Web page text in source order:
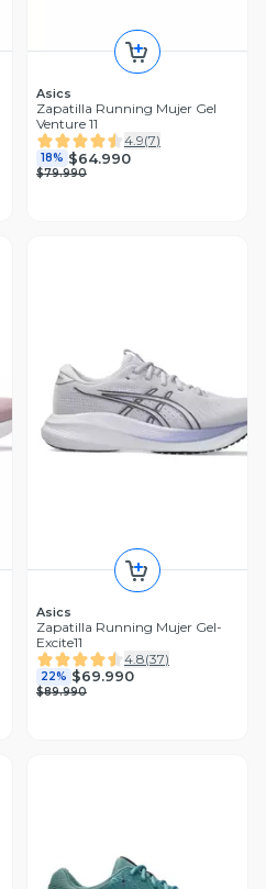
Asics
Zapatilla Running Mujer Gel
Venture 11
4.9(7)
18% $64.990
$79.990
Asics
Zapatilla Running Mujer Gel-
Excite11
4.8(37)
22% $69.990
$89.990